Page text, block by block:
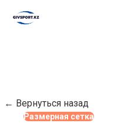
← Вернуться назад
Размерная сетка